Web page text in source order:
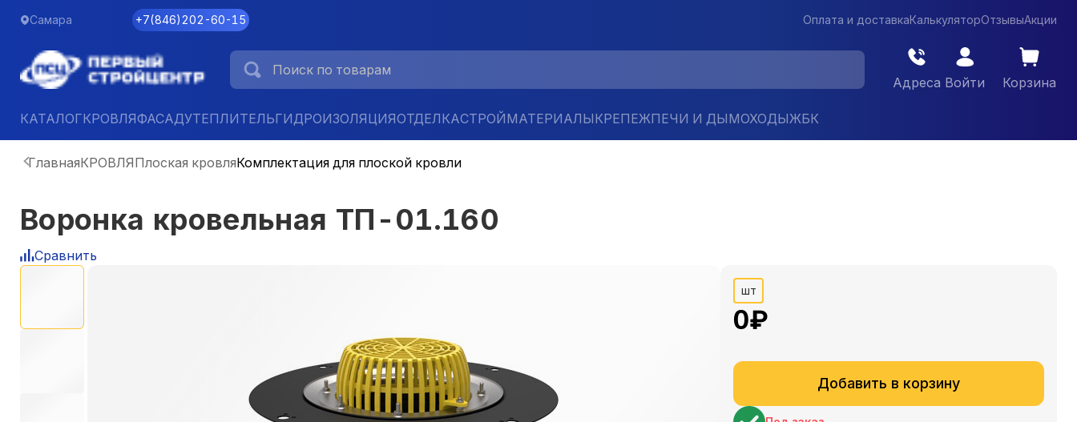
Самара +7(846)202-60-15 Оплата и доставкаКалькуляторОтзывыАкции
Адреса Войти Корзина
КАТАЛОГКРОВЛЯФАСАДУТЕПЛИТЕЛЬГИДРОИЗОЛЯЦИЯОТДЕЛКАСТРОЙМАТЕРИАЛЫКРЕПЕЖПЕЧИ И ДЫМОХОДЫЖБК
ГлавнаяКРОВЛЯПлоская кровляКомплектация для плоской кровли
Воронка кровельная ТП-01.160
Сравнить
шт
0₽
Добавить в корзину